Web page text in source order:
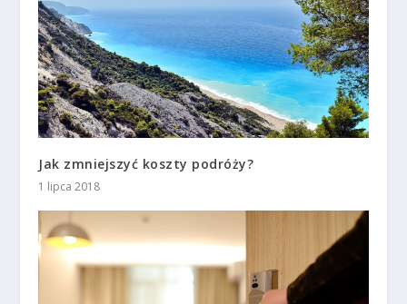
Jak zmniejszyć koszty podróży?
1 lipca 2018